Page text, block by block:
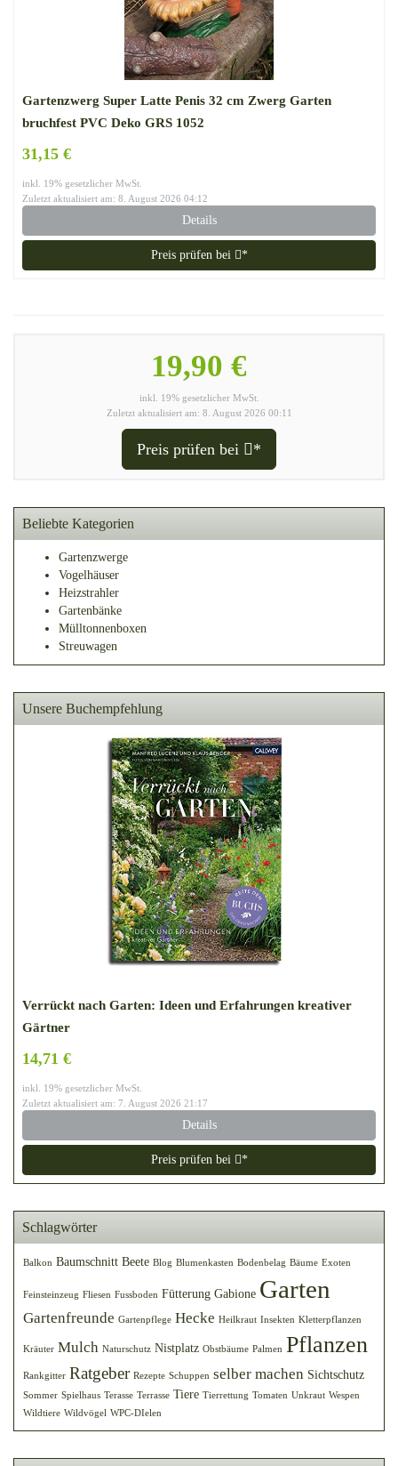
Gartenzwerg Super Latte Penis 32 cm Zwerg Garten
bruchfest PVC Deko GRS 1052
31,15 €
inkl. 19% gesetzlicher MwSt.
Zuletzt aktualisiert am: 8. August 2026 04:12
Details
Preis prüfen bei *
19,90 €
inkl. 19% gesetzlicher MwSt.
Zuletzt aktualisiert am: 8. August 2026 00:11
Preis prüfen bei *
Beliebte Kategorien
Gartenzwerge
Vogelhäuser
Heizstrahler
Gartenbänke
Mülltonnenboxen
Streuwagen
Unsere Buchempfehlung
Verrückt nach Garten: Ideen und Erfahrungen kreativer
Gärtner
14,71 €
inkl. 19% gesetzlicher MwSt.
Zuletzt aktualisiert am: 7. August 2026 21:17
Details
Preis prüfen bei *
Schlagwörter
Balkon Baumschnitt Beete Blog Blumenkasten Bodenbelag Bäume Exoten
Feinsteinzeug Fliesen Fussboden Fütterung Gabione Garten
Gartenfreunde Gartenpflege Hecke Heilkraut Insekten Kletterpflanzen
Kräuter Mulch Naturschutz Nistplatz Obstbäume Palmen Pflanzen
Rankgitter Ratgeber Rezepte Schuppen selber machen Sichtschutz
Sommer Spielhaus Terasse Terrasse Tiere Tierrettung Tomaten Unkraut Wespen
Wildtiere Wildvögel WPC-DIelen